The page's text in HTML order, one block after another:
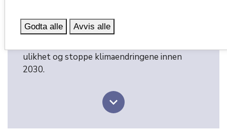
FNs bærekraftsmål er verdens felles
ulikhet og stoppe klimaendringene innen
2030.
keyboard_arrow_down
Godta alle Avvis alle